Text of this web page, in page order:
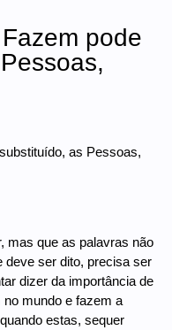
pode
as Pessoas,
mas que as palavras não
deve ser dito, precisa ser
dizer da importância de
mundo e fazem a
estas, sequer